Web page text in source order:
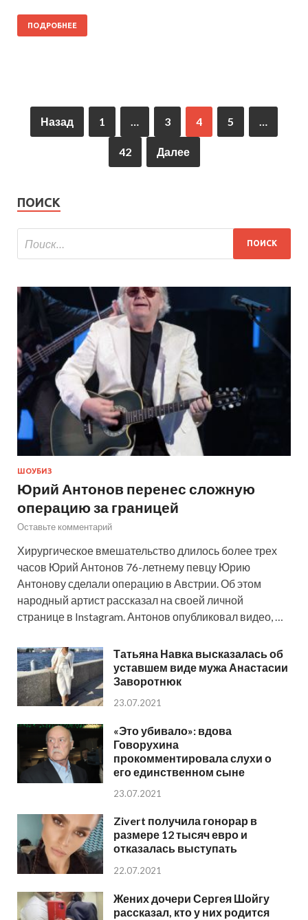
ПОДРОБНЕЕ
Назад 1 3 4 5
42 Далее
ПОИСК
ШОУБИЗ
Юрий Антонов перенес сложную
операцию за границей
Оставьте комментарий
Хирургическое вмешательство длилось более трех
часов Юрий Антонов 76-летнему певцу Юрию
Антонову сделали операцию в Австрии. Об этом
народный артист рассказал на своей личной
странице в Instagram. Антонов опубликовал видео, …
Татьяна Навка высказалась об
уставшем виде мужа Анастасии
Заворотнюк
23.07.2021
«Это убивало»: вдова
Говорухина
прокомментировала слухи о
его единственном сыне
23.07.2021
Zivert получила гонорар в
размере 12 тысяч евро и
отказалась выступать
22.07.2021
Жених дочери Сергея Шойгу
рассказал, кто у них родится